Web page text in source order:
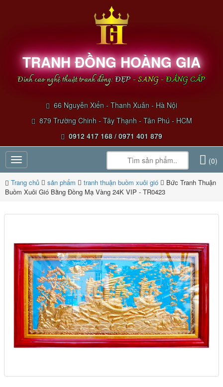
TRANH ĐỒNG HOÀNG GIA
Đỉnh cao nghệ thuật tranh đồng:ĐẸP-SANG-ĐẲNG CẤP
66 Nguyễn Xiển - Thanh Xuân - Hà Nội
879 Trường Chinh - Tây Thạnh - Tân Phú - HCM
0912 417 168 / 0971 401 879
Toggle
navigation
(0)
Trang chủ sản phẩm tranh thuận buồm xuôi gió
Bức Tranh Thuận
Buồm Xuôi Gió Bằng Đồng Mạ Vàng 24K VIP - TR0423